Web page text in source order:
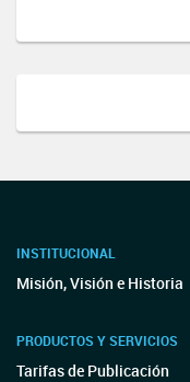
INSTITUCIONAL
Misión, Visión e Historia
PRODUCTOS Y SERVICIOS
Tarifas de Publicación